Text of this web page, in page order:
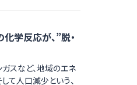
学反応が、”脱・
スなど、地域のエネ
て人口減少という、